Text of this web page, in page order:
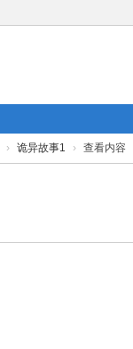
› 诡异故事1 › 查看内容